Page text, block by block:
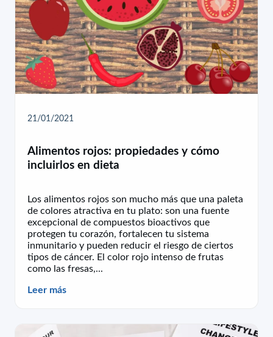
21/01/2021
Alimentos rojos: propiedades y cómo
incluirlos en dieta
Los alimentos rojos son mucho más que una paleta
de colores atractiva en tu plato: son una fuente
excepcional de compuestos bioactivos que
protegen tu corazón, fortalecen tu sistema
inmunitario y pueden reducir el riesgo de ciertos
tipos de cáncer. El color rojo intenso de frutas
como las fresas,...
Leer más